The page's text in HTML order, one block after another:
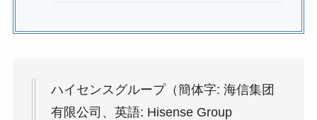
ハイセンスグループ（簡体字: 海信集团
有限公司、英語: Hisense Group